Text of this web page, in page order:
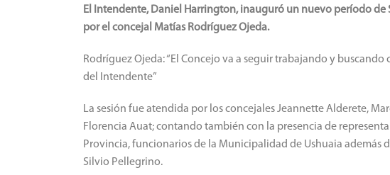
El Intendente, Daniel Harrington, inauguró un nuevo período de
por el concejal Matías Rodríguez Ojeda.
Rodríguez Ojeda: “El Concejo va a seguir trabajando y
del Intendente”
La sesión fue atendida por los concejales Jeannette Alderete,
Florencia Auat;contando también con la presencia de
Provincia, funcionarios de la Municipalidad de Ushuaia además
Silvio Pellegrino.